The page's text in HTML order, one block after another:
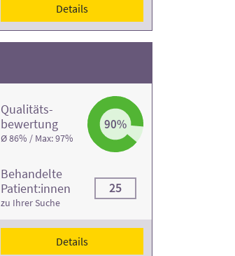
Details
Qualitäts­
bewertung
Ø 86% / Max: 97%
90%
Behandelte
Patient:innen
zu Ihrer Suche
25
Details